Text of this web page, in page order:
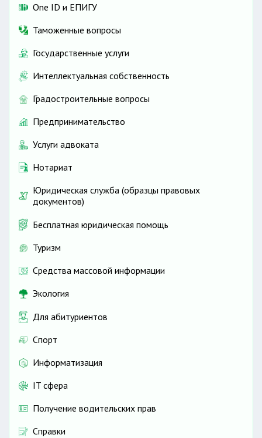
One ID и ЕПИГУ
Таможенные вопросы
Государственные услуги
Интеллектуальная собственность
Градостроительные вопросы
Предпринимательство
Услуги адвоката
Нотариат
Юридическая служба (образцы правовых
документов)
Бесплатная юридическая помощь
Туризм
Средства массовой информации
Экология
Для абитуриентов
Спорт
Информатизация
IT сфера
Получение водительских прав
Справки